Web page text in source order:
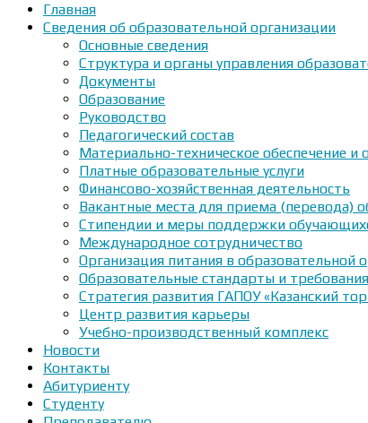
Главная
Сведения об образовательной организации
Основные сведения
Структура и органы управления
Документы
Образование
Руководство
Педагогический состав
Материально-техническое обеспечение и
Платные образовательные услуги
Финансово-хозяйственная деятельность
Вакантные места для приема (перевода)
Стипендии и меры поддержки
Международное сотрудничество
Организация питания в образовательной
Образовательные стандарты и требования
Стратегия развития ГАПОУ «Казанский
Центр развития карьеры
Учебно-производственный комплекс
Новости
Контакты
Абитуриенту
Студенту